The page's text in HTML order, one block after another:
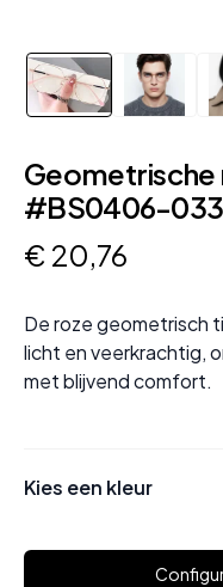
Geometrische
#BS0406-
€ 20,76
De roze geometrisch
licht en veerkrachtig,
met blijvend comfort.
Kies een kleur